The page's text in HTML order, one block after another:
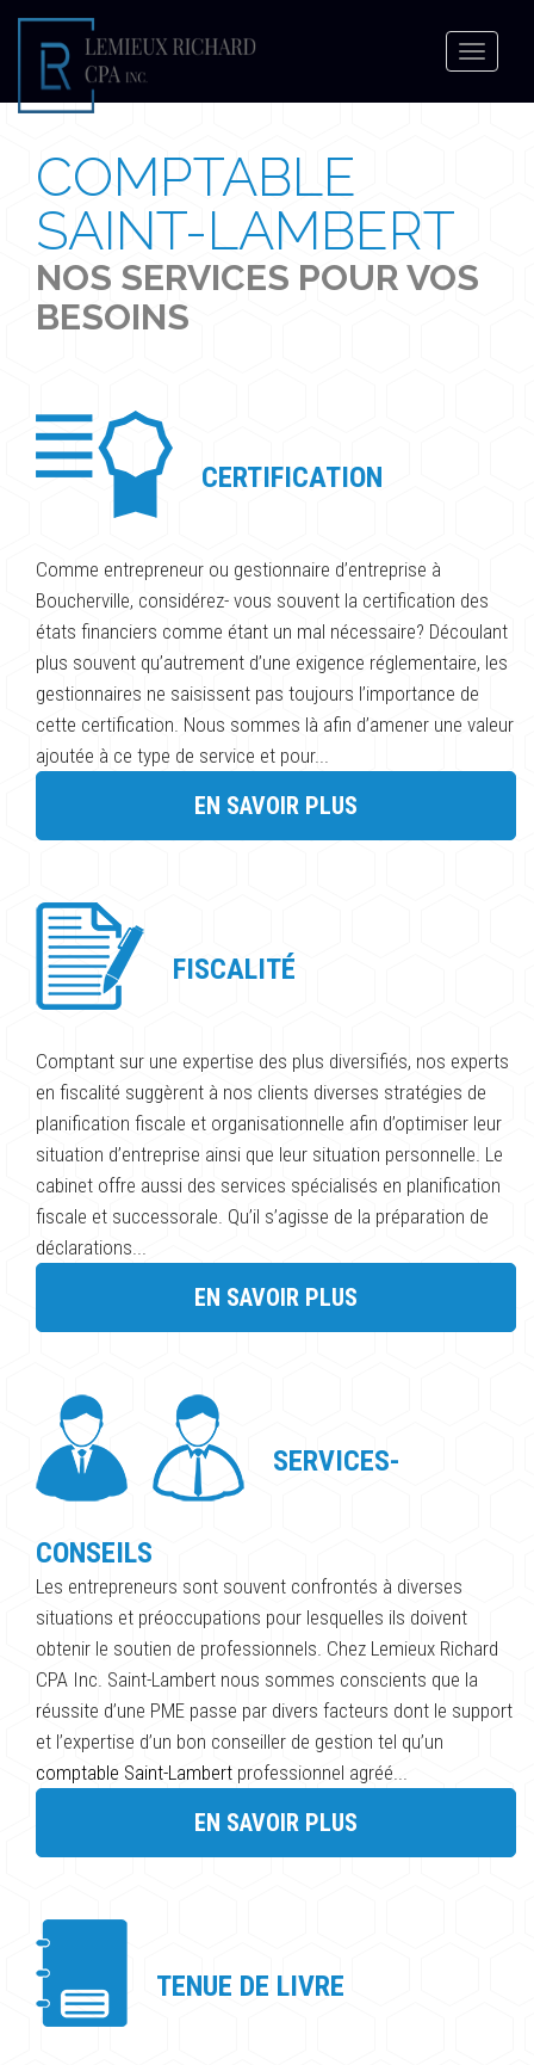
Toggle
COMPTABLE
SAINT-LAMBERT
NOS SERVICES POUR VOS
BESOINS
CERTIFICATION
Comme entrepreneur ou gestionnaire d’entreprise à
Boucherville, considérez- vous souvent la certification des
états financiers comme étant un mal nécessaire? Découlant
plus souvent qu’autrement d’une exigence réglementaire, les
gestionnaires ne saisissent pas toujours l’importance de
cette certification. Nous sommes là afin d’amener une valeur
ajoutée à ce type de service et pour...
EN SAVOIR PLUS
FISCALITÉ
Comptant sur une expertise des plus diversifiés, nos experts
en fiscalité suggèrent à nos clients diverses stratégies de
planification fiscale et organisationnelle afin d’optimiser leur
situation d’entreprise ainsi que leur situation personnelle. Le
cabinet offre aussi des services spécialisés en planification
fiscale et successorale. Qu’il s’agisse de la préparation de
déclarations...
EN SAVOIR PLUS
SERVICES-
CONSEILS
Les entrepreneurs sont souvent confrontés à diverses
situations et préoccupations pour lesquelles ils doivent
obtenir le soutien de professionnels. Chez Lemieux Richard
CPA Inc. Saint-Lambert nous sommes conscients que la
réussite d’une PME passe par divers facteurs dont le support
et l’expertise d’un bon conseiller de gestion tel qu’un
comptable Saint-Lambert professionnel agréé...
EN SAVOIR PLUS
TENUE DE LIVRE